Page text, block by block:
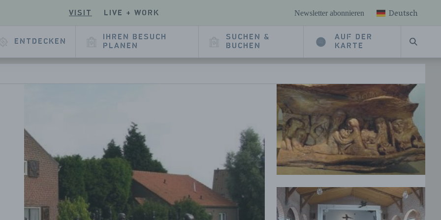
VISIT LIVE + WORK Newsletter abonnieren Deutsch
ENTDECKEN
IHREN BESUCH
PLANEN
SUCHEN &
BUCHEN
AUF DER
KARTE
SUCHE